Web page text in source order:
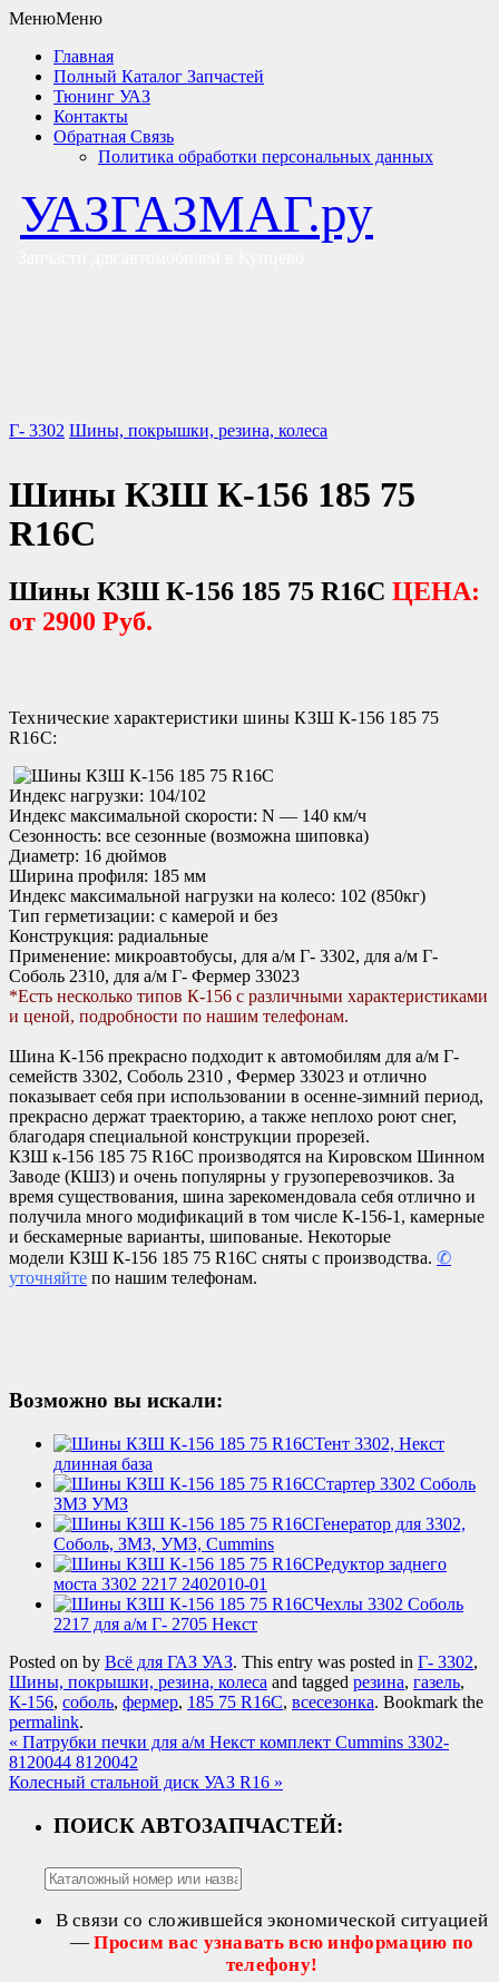
МенюМеню
Главная
Полный Каталог Запчастей
Тюнинг УАЗ
Контакты
Обратная Связь
Политика обработки персональных данных
УАЗГАЗМАГ.ру
Г- 3302 Шины, покрышки, резина, колеса
Шины КЗШ К-156 185 75
R16C
Шины КЗШ К-156 185 75 R16C ЦЕНА:
от 2900 Руб.
Технические характеристики шины КЗШ К-156 185 75
R16C:
Индекс нагрузки: 104/102
Индекс максимальной скорости: N — 140 км/ч
Сезонность: все сезонные (возможна шиповка)
Диаметр: 16 дюймов
Ширина профиля: 185 мм
Индекс максимальной нагрузки на колесо: 102 (850кг)
Тип герметизации: с камерой и без
Конструкция: радиальные
Применение: микроавтобусы, для а/м Г- 3302, для а/м Г-
Соболь 2310, для а/м Г- Фермер 33023
*Есть несколько типов К-156 с различными характеристиками
и ценой, подробности по нашим телефонам.
Шина К-156 прекрасно подходит к автомобилям для а/м Г-
семейств 3302, Соболь 2310 , Фермер 33023 и отлично
показывает себя при использовании в осенне-зимний период,
прекрасно держат траекторию, а также неплохо роют снег,
благодаря специальной конструкции прорезей.
КЗШ к-156 185 75 R16C производятся на Кировском Шинном
Заводе (КШЗ) и очень популярны у грузоперевозчиков. За
время существования, шина зарекомендовала себя отлично и
получила много модификаций в том числе К-156-1, камерные
и бескамерные варианты, шипованые. Некоторые
модели КЗШ К-156 185 75 R16C сняты с производства. ✆
уточняйте по нашим телефонам.
Возможно вы искали:
Тент 3302, Некст
длинная база
Стартер 3302 Соболь
ЗМЗ УМЗ
Генератор для 3302,
Соболь, ЗМЗ, УМЗ, Cummins
Редуктор заднего
моста 3302 2217 2402010-01
Чехлы 3302 Соболь
2217 для а/м Г- 2705 Некст
Posted on by Всё для ГАЗ УАЗ. This entry was posted in Г- 3302,
Шины, покрышки, резина, колеса and tagged резина, газель,
К-156, соболь, фермер, 185 75 R16C, всесезонка. Bookmark the
permalink.
« Патрубки печки для а/м Некст комплект Cummins 3302-
8120044 8120042
Колесный стальной диск УАЗ R16 »
ПОИСК АВТОЗАПЧАСТЕЙ:
В связи со сложившейся экономической ситуацией
—Просим вас узнавать всю информацию по
телефону!